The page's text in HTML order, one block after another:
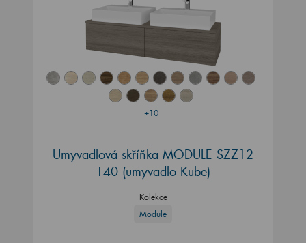
+10
Umyvadlová skříňka MODULE SZZ12
140 (umyvadlo Kube)
Kolekce
Module